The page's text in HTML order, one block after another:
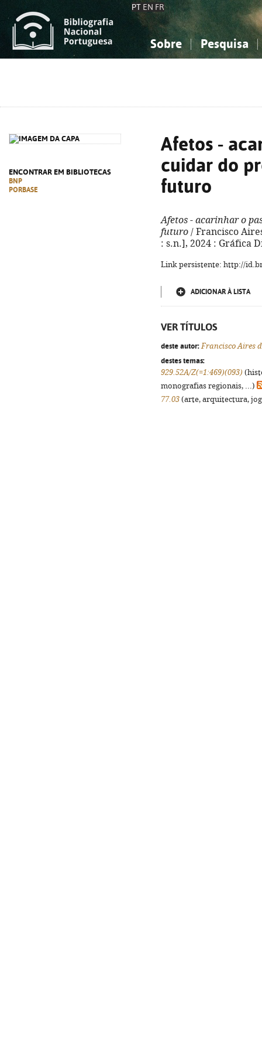
PT EN FR
Sobre Pesquisa
ENCONTRAR EM BIBLIOTECAS
BNP
PORBASE
Afetos -
cuidar do
futuro
Afetos - acarinhar o
futuro / Francisco
: s.n.], 2024 : Gráfica
Link persistente: http://
ADICIONAR À LISTA
VER TÍTULOS
deste autor: Francisco Aires
destes temas:
929.52A/Z(=1:469)(093)
monografias regionais, ...)
77.03 (arte, arquitectura,